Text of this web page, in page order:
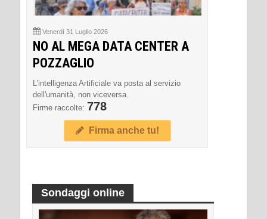
Venerdì 31 Luglio 2026
NO AL MEGA DATA CENTER A
POZZAGLIO
L'intelligenza Artificiale va posta al servizio
dell'umanità, non viceversa.
Firme raccolte: 778
Firma anche tu!
Sondaggi online